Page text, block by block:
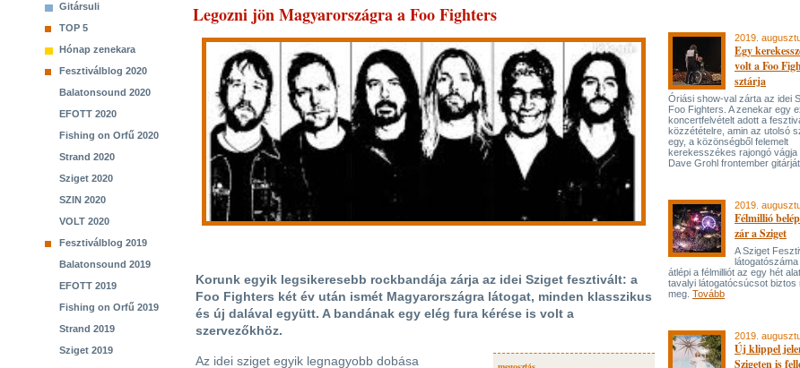
Gitársuli
TOP 5
Hónap zenekara
Fesztiválblog 2020
Balatonsound 2020
EFOTT 2020
Fishing on Orfű 2020
Strand 2020
Sziget 2020
SZIN 2020
VOLT 2020
Fesztiválblog 2019
Balatonsound 2019
EFOTT 2019
Fishing on Orfű 2019
Strand 2019
Sziget 2019
Legozni jön Magyarországra a Foo Fighters
Korunk egyik legsikeresebb rockbandája zárja az idei Sziget fesztivált: a
Foo Fighters két év után ismét Magyarországra látogat, minden klasszikus
és új dalával együtt. A bandának egy elég fura kérése is volt a
szervezőkhöz.
Az idei sziget egyik legnagyobb dobása
2019.
Egy
volt a Foo
sztárja
Óriási show-val zárta az idei
Foo Fighters. A zenekar egy
koncertfelvételt adott a
közzétételre, amin az utolsó
egy, a közönségből felemelt
kerekesszékes rajongó vágja
Dave Grohl frontember gitárját.
2019.
Félmillió
zár a Sziget
A Sziget
átlépi a félmilliót az egy hét
tavalyi látogatócsúcsot biztos
meg. Tovább
2019.
Új klippel
Szigeten is